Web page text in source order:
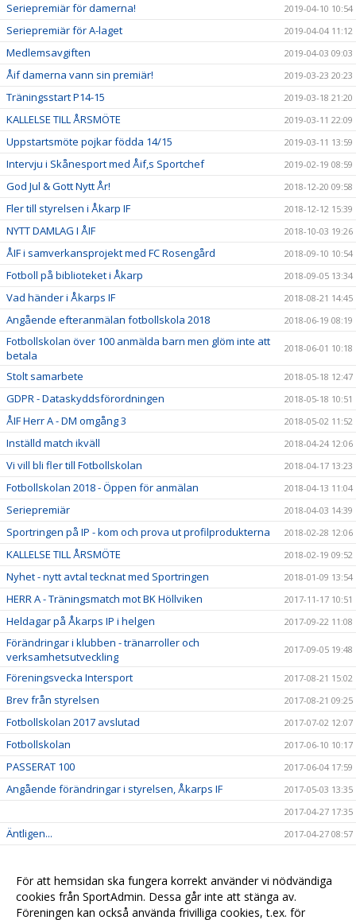
Seriepremiär för damerna! 2019-04-10 10:54
Seriepremiär för A-laget 2019-04-04 11:12
Medlemsavgiften 2019-04-03 09:03
Åif damerna vann sin premiär! 2019-03-23 20:23
Träningsstart P14-15 2019-03-18 21:20
KALLELSE TILL ÅRSMÖTE 2019-03-11 22:09
Uppstartsmöte pojkar födda 14/15 2019-03-11 13:59
Intervju i Skånesport med Åif,s Sportchef 2019-02-19 08:59
God Jul & Gott Nytt År! 2018-12-20 09:58
Fler till styrelsen i Åkarp IF 2018-12-12 15:39
NYTT DAMLAG I ÅIF 2018-10-03 19:26
ÅIF i samverkansprojekt med FC Rosengård 2018-09-10 10:54
Fotboll på biblioteket i Åkarp 2018-09-05 13:34
Vad händer i Åkarps IF 2018-08-21 14:45
Angående efteranmälan fotbollskola 2018 2018-06-19 08:19
Fotbollskolan över 100 anmälda barn men glöm inte att
betala
2018-06-01 10:18
Stolt samarbete 2018-05-18 12:47
GDPR - Dataskyddsförordningen 2018-05-18 10:51
ÅIF Herr A - DM omgång 3 2018-05-02 11:52
Inställd match ikväll 2018-04-24 12:06
Vi vill bli fler till Fotbollskolan 2018-04-17 13:23
Fotbollskolan 2018 - Öppen för anmälan 2018-04-13 11:04
Seriepremiär 2018-04-03 14:39
Sportringen på IP - kom och prova ut profilprodukterna 2018-02-28 12:06
KALLELSE TILL ÅRSMÖTE 2018-02-19 09:52
Nyhet - nytt avtal tecknat med Sportringen 2018-01-09 13:54
HERR A - Träningsmatch mot BK Höllviken 2017-11-17 10:51
Heldagar på Åkarps IP i helgen 2017-09-22 11:08
Förändringar i klubben - tränarroller och
verksamhetsutveckling
2017-09-05 19:48
Föreningsvecka Intersport 2017-08-21 15:02
Brev från styrelsen 2017-08-21 09:25
Fotbollskolan 2017 avslutad 2017-07-02 12:07
Fotbollskolan 2017-06-10 10:17
PASSERAT 100 2017-06-04 17:59
Angående förändringar i styrelsen, Åkarps IF
2017-05-03 13:35
2017-04-27 17:35
Äntligen... 2017-04-27 08:57
Nyheter i profilsortimentet 2017-02-03 08:10
Utbildning genomförd 2016-12-12 20:40
För att hemsidan ska fungera korrekt använder vi nödvändiga
cookies från SportAdmin. Dessa går inte att stänga av.
Föreningen kan också använda frivilliga cookies, t.ex. för